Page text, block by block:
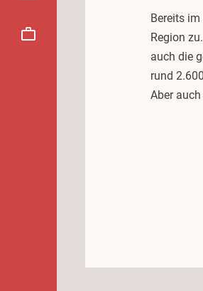
Bereits
Region
auch die
rund
Aber